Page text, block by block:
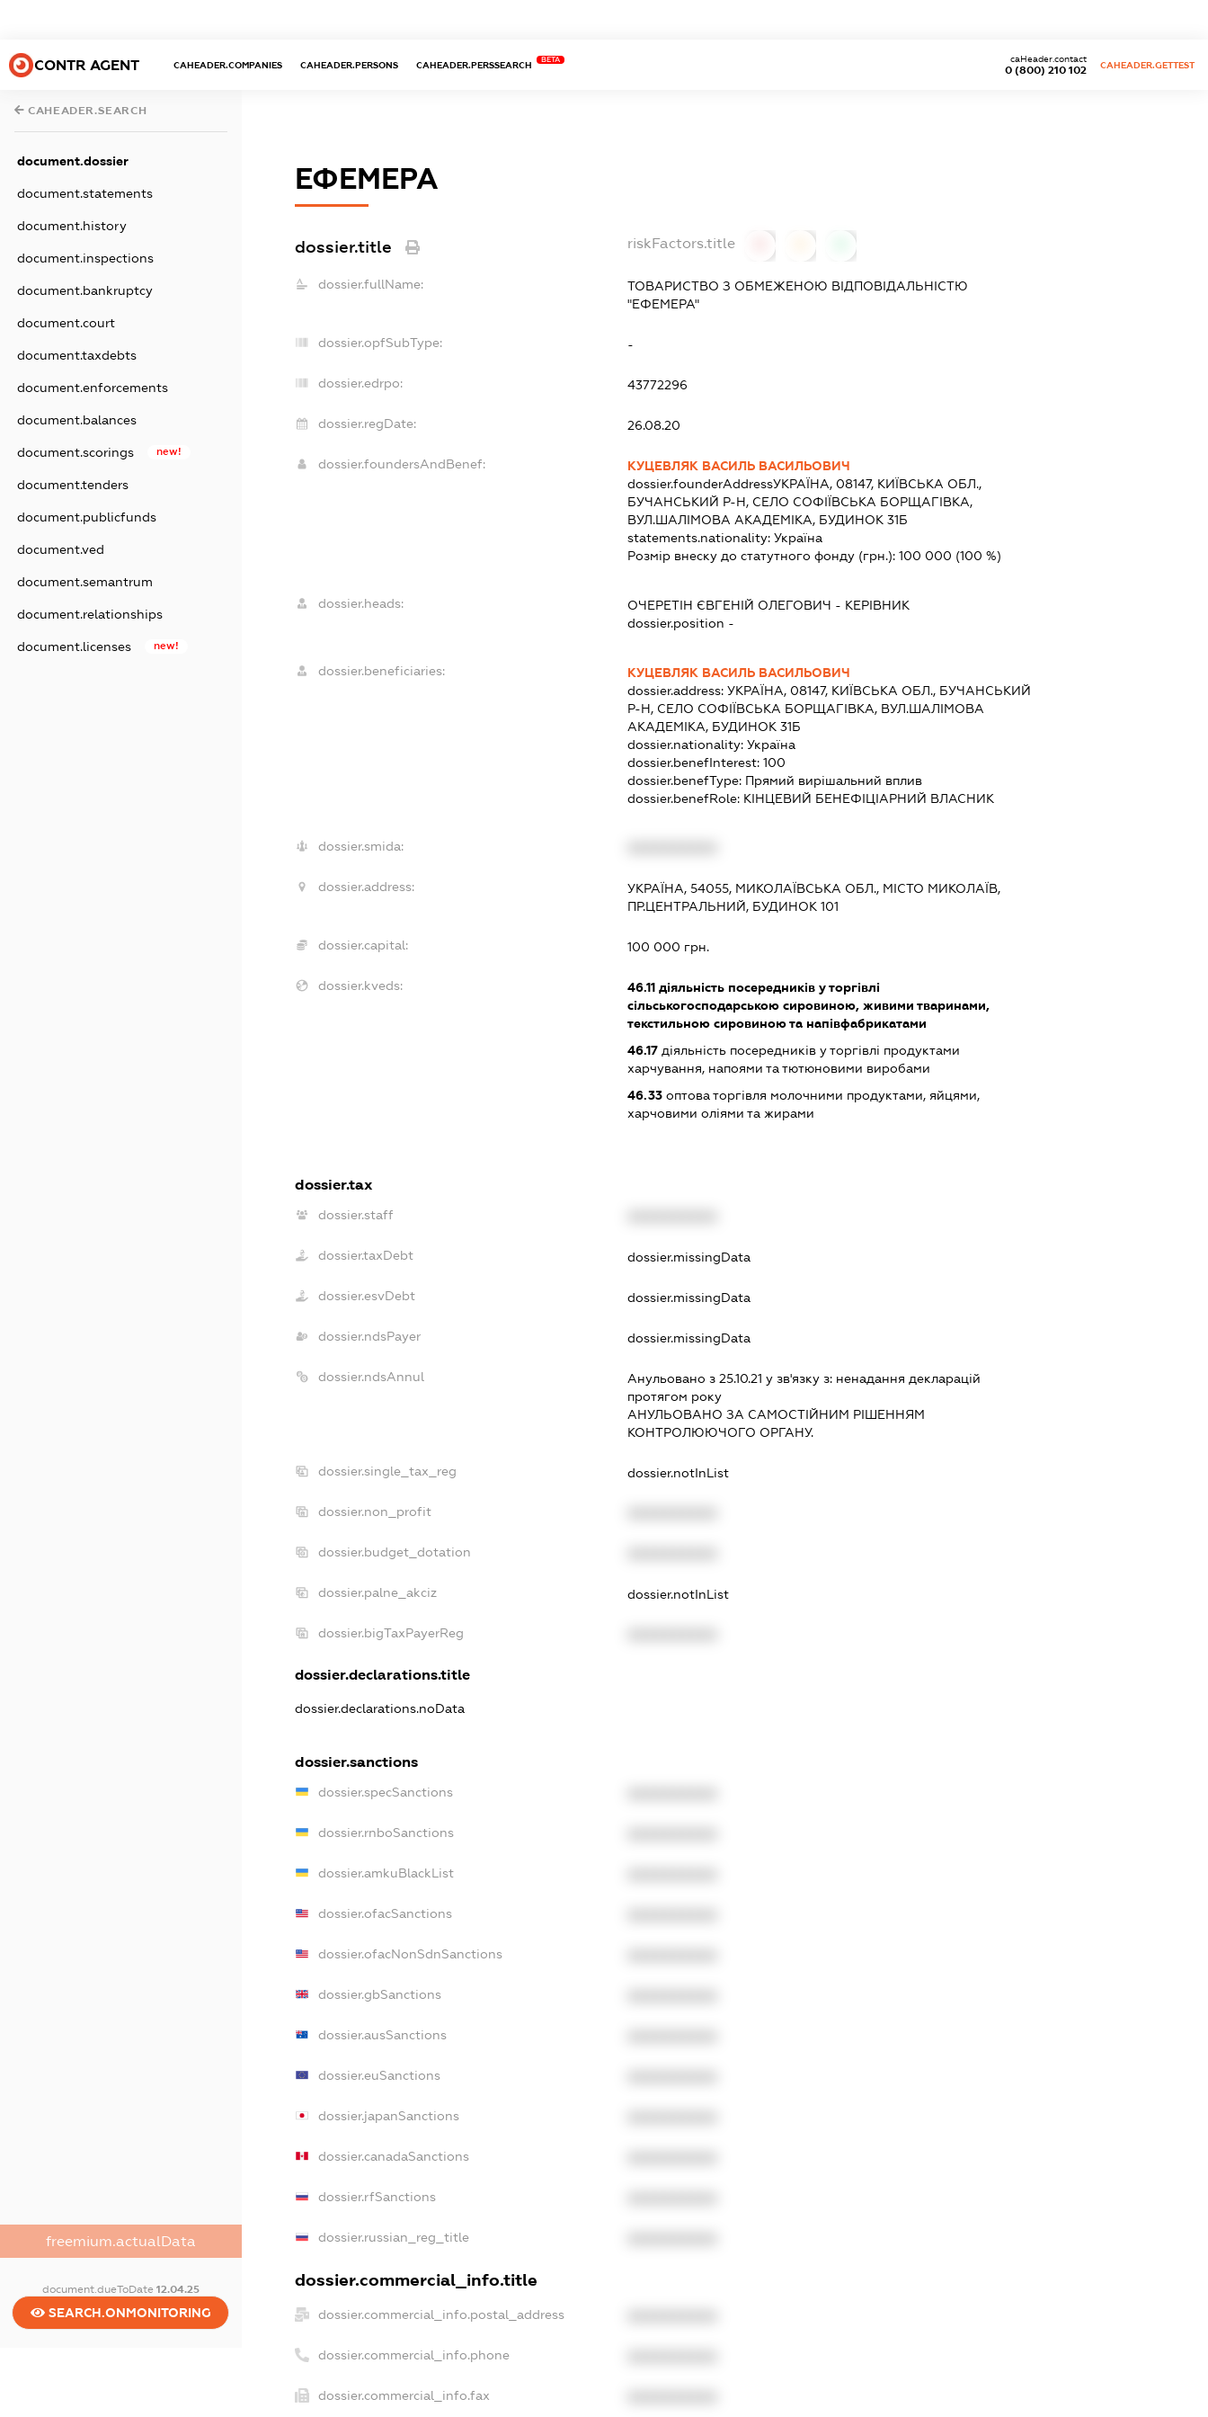
CONTR AGENT CAHEADER.COMPANIES CAHEADER.PERSONS CAHEADER.PERSSEARCH
BETA
0 (800) 210 102
caHeader.contact
CAHEADER.GETTEST
CAHEADER.SEARCH
document.dossier
document.statements
document.history
document.inspections
document.bankruptcy
document.court
document.taxdebts
document.enforcements
document.balances
document.scorings new!
document.tenders
document.publicfunds
document.ved
document.semantrum
document.relationships
document.licenses new!
freemium.actualData
document.dueToDate 12.04.25
SEARCH.ONMONITORING
ЕФЕМЕРА
dossier.title riskFactors.title
dossier.fullName:
ТОВАРИСТВО З ОБМЕЖЕНОЮ ВІДПОВІДАЛЬНІСТЮ
"ЕФЕМЕРА"
dossier.opfSubType: -
dossier.edrpo: 43772296
dossier.regDate: 26.08.20
dossier.foundersAndBenef:
КУЦЕВЛЯК ВАСИЛЬ ВАСИЛЬОВИЧ
dossier.founderAddressУКРАЇНА, 08147, КИЇВСЬКА ОБЛ.,
БУЧАНСЬКИЙ Р-Н, СЕЛО СОФІЇВСЬКА БОРЩАГІВКА,
ВУЛ.ШАЛІМОВА АКАДЕМІКА, БУДИНОК 31Б
statements.nationality:Україна
Розмір внеску до статутного фонду (грн.):100 000 (100 %)
dossier.heads: ОЧЕРЕТІН ЄВГЕНІЙ ОЛЕГОВИЧ - КЕРІВНИК
dossier.position -
dossier.beneficiaries:
КУЦЕВЛЯК ВАСИЛЬ ВАСИЛЬОВИЧ
dossier.address:УКРАЇНА, 08147, КИЇВСЬКА ОБЛ., БУЧАНСЬКИЙ
Р-Н, СЕЛО СОФІЇВСЬКА БОРЩАГІВКА, ВУЛ.ШАЛІМОВА
АКАДЕМІКА, БУДИНОК 31Б
dossier.nationality:Україна
dossier.benefInterest:100
dossier.benefType: Прямий вирішальний вплив
dossier.benefRole: КІНЦЕВИЙ БЕНЕФІЦІАРНИЙ ВЛАСНИК
dossier.smida:
dossier.address:
УКРАЇНА, 54055, МИКОЛАЇВСЬКА ОБЛ., МІСТО МИКОЛАЇВ,
ПР.ЦЕНТРАЛЬНИЙ, БУДИНОК 101
dossier.capital: 100 000 грн.
dossier.kveds: 46.11 діяльність посередників у торгівлі
сільськогосподарською сировиною, живими тваринами,
текстильною сировиною та напівфабрикатами
46.17 діяльність посередників у торгівлі продуктами
харчування, напоями та тютюновими виробами
46.33 оптова торгівля молочними продуктами, яйцями,
харчовими оліями та жирами
dossier.tax
dossier.staff
dossier.taxDebt dossier.missingData
dossier.esvDebt dossier.missingData
dossier.ndsPayer dossier.missingData
dossier.ndsAnnul Анульовано з 25.10.21 у зв'язку з: ненадання декларацiй
протягом року
АНУЛЬОВАНО ЗА САМОСТIЙНИМ РIШЕННЯМ
КОНТРОЛЮЮЧОГО ОРГАНУ.
dossier.single_tax_reg dossier.notInList
dossier.non_profit
dossier.budget_dotation
dossier.palne_akciz dossier.notInList
dossier.bigTaxPayerReg
dossier.declarations.title
dossier.declarations.noData
dossier.sanctions
dossier.specSanctions
dossier.rnboSanctions
dossier.amkuBlackList
dossier.ofacSanctions
dossier.ofacNonSdnSanctions
dossier.gbSanctions
dossier.ausSanctions
dossier.euSanctions
dossier.japanSanctions
dossier.canadaSanctions
dossier.rfSanctions
dossier.russian_reg_title
dossier.commercial_info.title
dossier.commercial_info.postal_address
dossier.commercial_info.phone
dossier.commercial_info.fax